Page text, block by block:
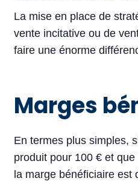
La mise en place de
vente incitative ou de
faire une énorme
Marges
En termes plus simples,
produit pour 100 € et
la marge bénéficiaire est